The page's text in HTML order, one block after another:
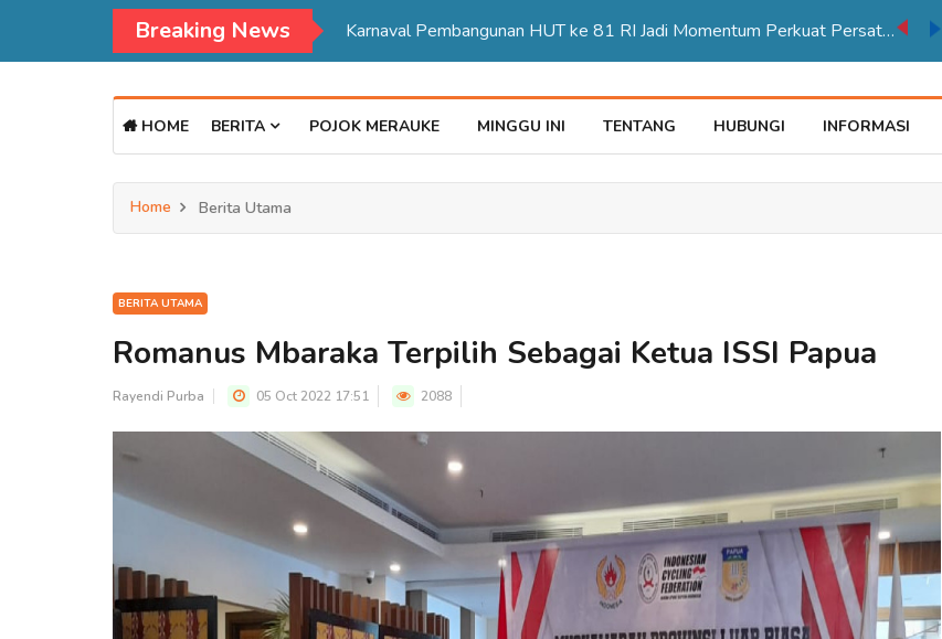
Breaking News Karnaval Pembangunan HUT ke 81 RI Jadi Momentum Perkuat Persatuan di Merauke
HOME BERITA POJOK MERAUKE MINGGU INI TENTANG HUBUNGI INFORMASI
Home Berita Utama
BERITA UTAMA
Romanus Mbaraka Terpilih Sebagai Ketua ISSI Papua
Rayendi Purba 05 Oct 2022 17:51 2088